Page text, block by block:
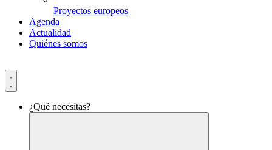
Proyectos europeos
Agenda
Actualidad
Quiénes somos
¿Qué necesitas?